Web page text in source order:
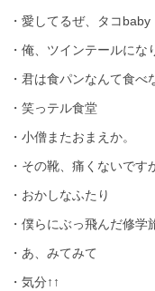
・愛してるぜ、タコbaby
・俺、ツインテールにな
・君は食パンなんて食べ
・ 笑っテル食堂
・小僧またおまえか。
・その靴、痛くないです
・おかしなふたり
・僕らにぶっ飛んだ修
・あ、 みてみて
・気分↑↑